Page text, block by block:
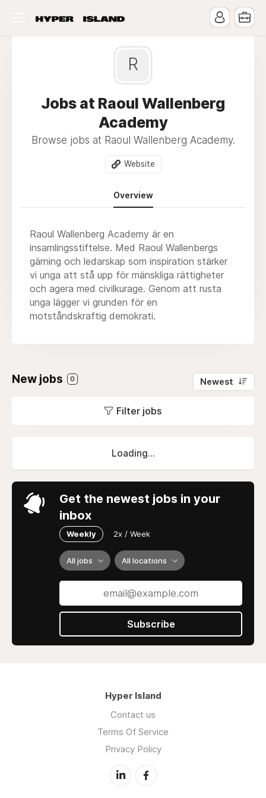
R
Jobs at Raoul Wallenberg
Academy
Browse jobs at Raoul Wallenberg Academy.
Website
Overview
Raoul Wallenberg Academy är en
insamlingsstiftelse. Med Raoul Wallenbergs
gärning och ledarskap som inspiration stärker
vi unga att stå upp för mänskliga rättigheter
och agera med civilkurage. Genom att rusta
unga lägger vi grunden för en
motståndskraftig demokrati.
New jobs 0 Newest
Filter jobs
Loading...
Get the newest jobs in your
inbox
Weekly 2x / Week
All jobs All locations
Subscribe
Hyper Island
Contact us
Terms Of Service
Privacy Policy